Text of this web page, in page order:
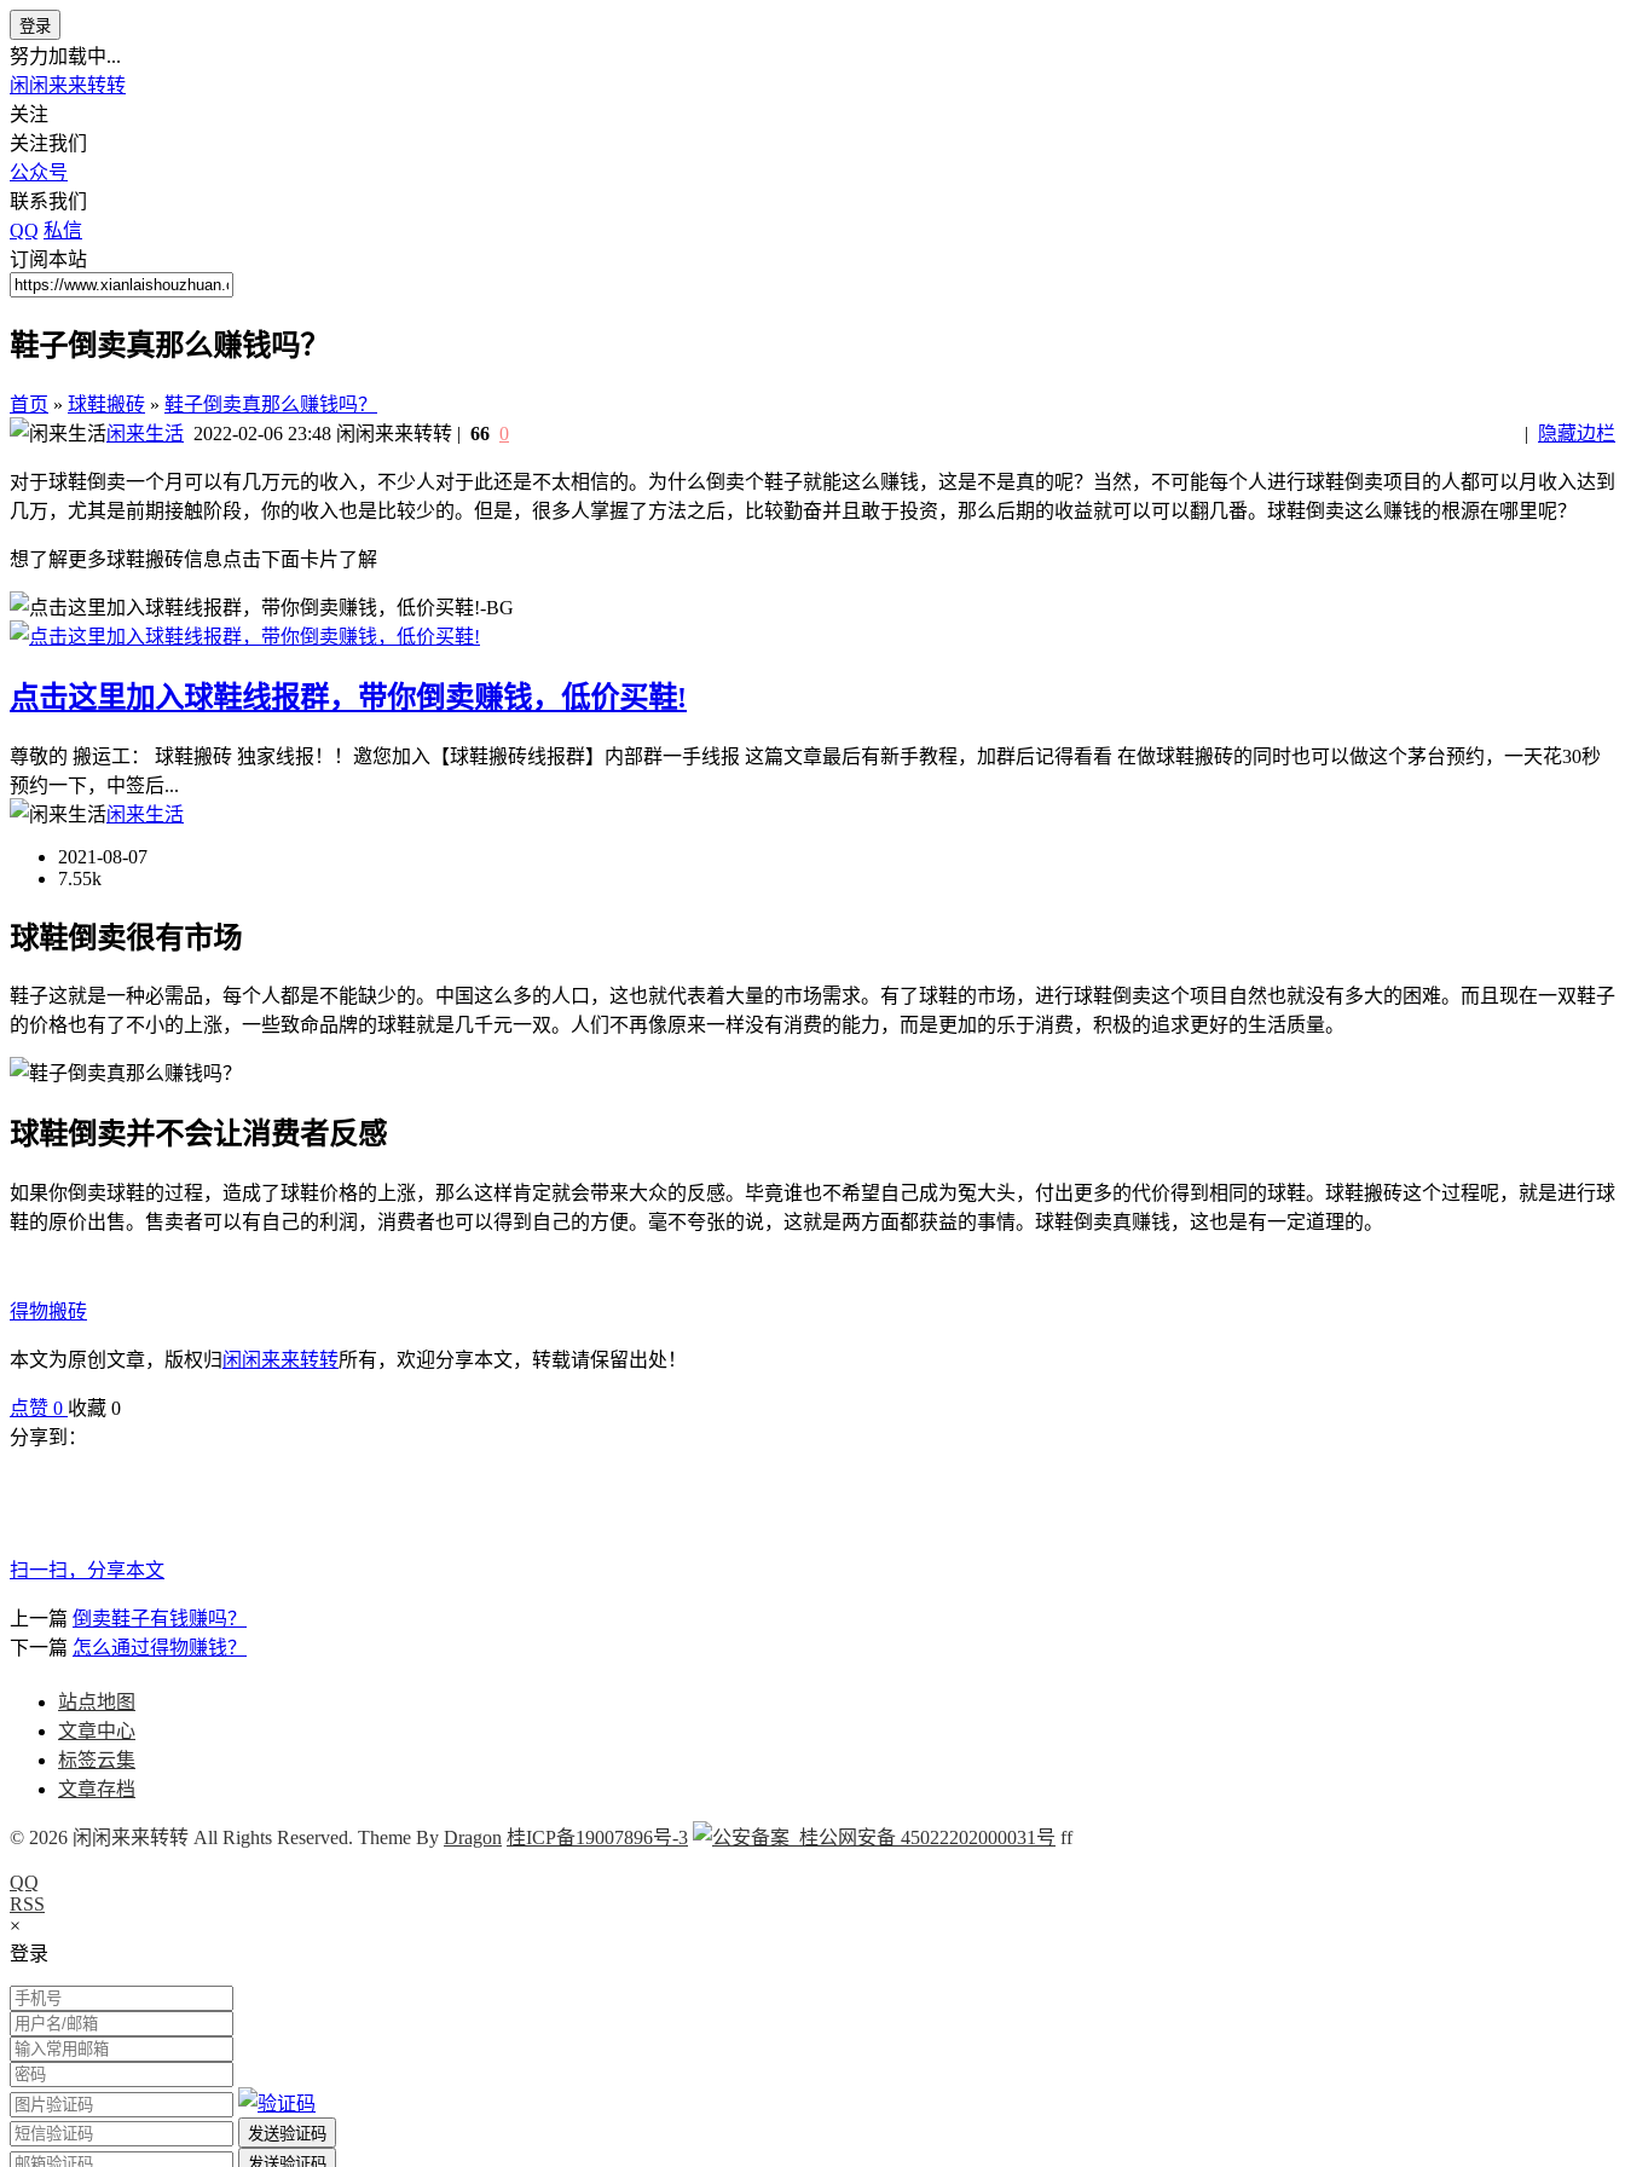
登录
努力加载中...
闲闲来来转转
关注
关注我们
公众号
联系我们
QQ 私信
订阅本站
鞋子倒卖真那么赚钱吗？
首页 » 球鞋搬砖 » 鞋子倒卖真那么赚钱吗？
闲来生活 2022-02-06 23:48 闲闲来来转转 | 隐藏边栏
| 66 0
对于球鞋倒卖一个月可以有几万元的收入，不少人对于此还是不太相信的。为什么倒卖个鞋子就能这么赚钱，这是不是真的呢？当然，不可能每个人进行球鞋倒卖项目的人都可以月收入达到
几万，尤其是前期接触阶段，你的收入也是比较少的。但是，很多人掌握了方法之后，比较勤奋并且敢于投资，那么后期的收益就可以可以翻几番。球鞋倒卖这么赚钱的根源在哪里呢？
想了解更多球鞋搬砖信息点击下面卡片了解
点击这里加入球鞋线报群，带你倒卖赚钱，低价买鞋!
尊敬的 搬运工： 球鞋搬砖 独家线报！！邀您加入【球鞋搬砖线报群】内部群一手线报 这篇文章最后有新手教程，加群后记得看看 在做球鞋搬砖的同时也可以做这个茅台预约，一天花30秒
预约一下，中签后...
闲来生活
2021-08-07
7.55k
球鞋倒卖很有市场
鞋子这就是一种必需品，每个人都是不能缺少的。中国这么多的人口，这也就代表着大量的市场需求。有了球鞋的市场，进行球鞋倒卖这个项目自然也就没有多大的困难。而且现在一双鞋子
的价格也有了不小的上涨，一些致命品牌的球鞋就是几千元一双。人们不再像原来一样没有消费的能力，而是更加的乐于消费，积极的追求更好的生活质量。
球鞋倒卖并不会让消费者反感
如果你倒卖球鞋的过程，造成了球鞋价格的上涨，那么这样肯定就会带来大众的反感。毕竟谁也不希望自己成为冤大头，付出更多的代价得到相同的球鞋。球鞋搬砖这个过程呢，就是进行球
鞋的原价出售。售卖者可以有自己的利润，消费者也可以得到自己的方便。毫不夸张的说，这就是两方面都获益的事情。球鞋倒卖真赚钱，这也是有一定道理的。
得物搬砖
本文为原创文章，版权归闲闲来来转转所有，欢迎分享本文，转载请保留出处！
点赞 0 收藏 0
分享到：
扫一扫，分享本文
上一篇 倒卖鞋子有钱赚吗？
下一篇 怎么通过得物赚钱？
站点地图
文章中心
标签云集
文章存档
© 2026 闲闲来来转转 All Rights Reserved. Theme By Dragon 桂ICP备19007896号-3 桂公网安备 45022202000031号 ff
QQ
RSS
×
登录